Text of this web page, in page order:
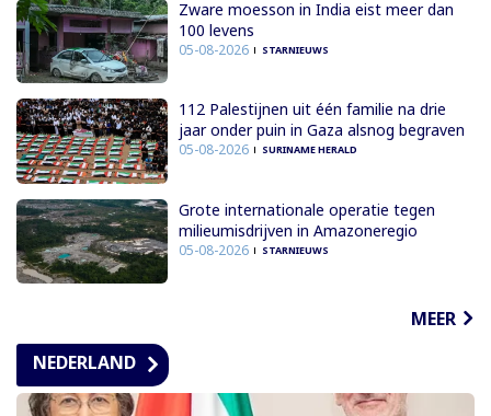
Zware moesson in India eist meer dan
100 levens
05-08-2026 STARNIEUWS
112 Palestijnen uit één familie na drie
jaar onder puin in Gaza alsnog begraven
05-08-2026 SURINAME HERALD
Grote internationale operatie tegen
milieumisdrijven in Amazoneregio
05-08-2026 STARNIEUWS
MEER
NEDERLAND